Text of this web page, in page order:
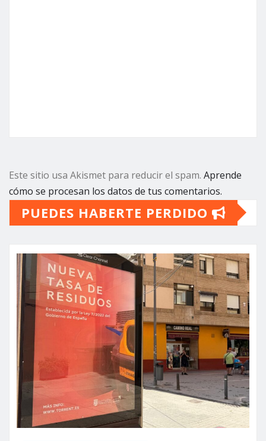
Este sitio usa Akismet para reducir el spam. Aprende
cómo se procesan los datos de tus comentarios.
PUEDES HABERTE PERDIDO